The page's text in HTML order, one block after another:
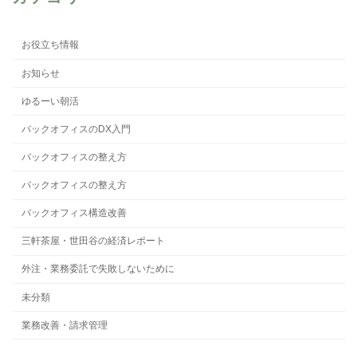
お役立ち情報
お知らせ
ゆるーい朝活
バックオフィスのDX入門
バックオフィスの整え方
バックオフィスの整え方
バックオフィス構造改善
三軒茶屋・世田谷の経済レポート
外注・業務委託で失敗しないために
未分類
業務改善・請求管理